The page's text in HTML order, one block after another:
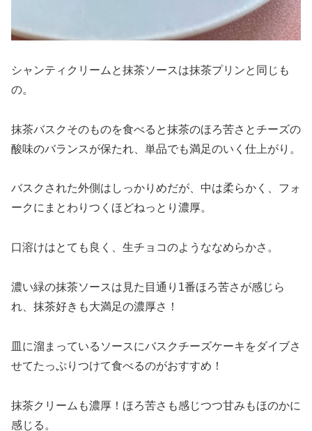
シャンティクリームと抹茶ソースは抹茶プリンと同じも
の。
抹茶バスクそのものを食べると抹茶のほろ苦さとチーズの
酸味のバランスが保たれ、単品でも満足のいく仕上がり。
バスクされた外側はしっかりめだが、中は柔らかく、フォ
ークにまとわりつくほどねっとり濃厚。
口溶けはとても良く、生チョコのようななめらかさ。
濃い緑の抹茶ソースは見た目通り1番ほろ苦さが感じら
れ、抹茶好きも大満足の濃厚さ！
皿に溜まっているソースにバスクチーズケーキをダイブさ
せてたっぷりつけて食べるのがおすすめ！
抹茶クリームも濃厚！ほろ苦さも感じつつ甘みもほのかに
感じる。